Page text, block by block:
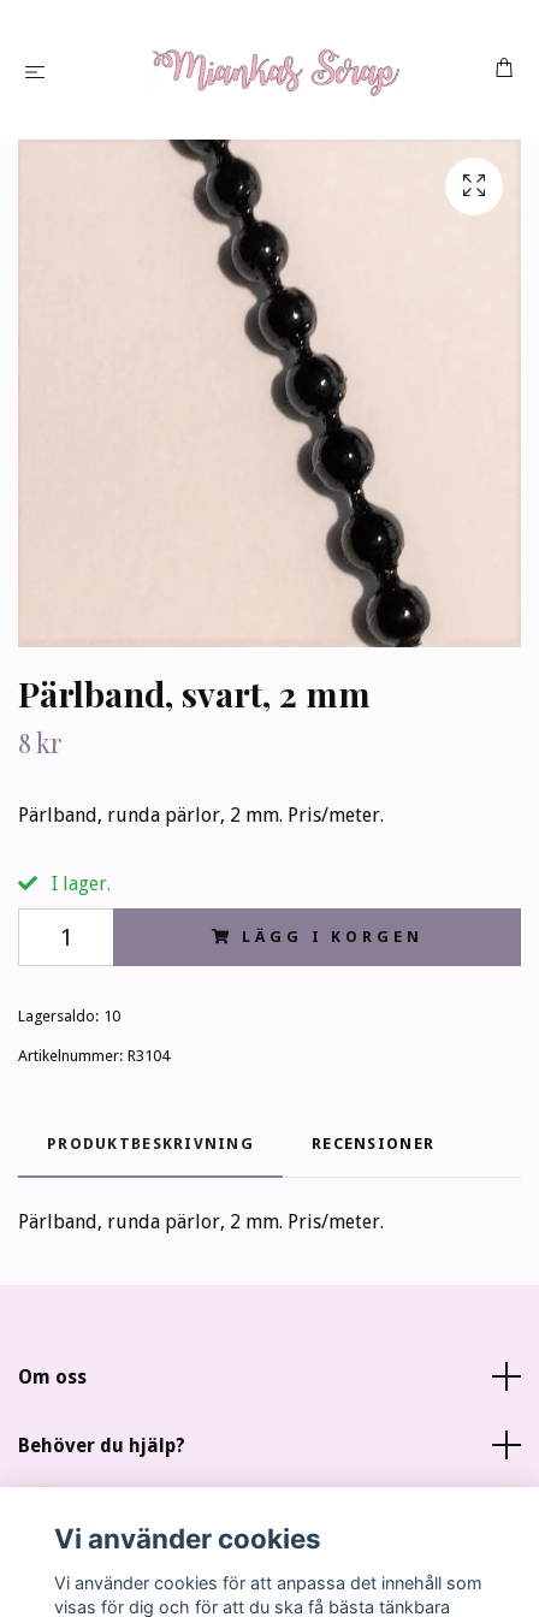
Pärlband, svart, 2 mm
8 kr
Pärlband, runda pärlor, 2 mm. Pris/meter.
I lager.
LÄGG I KORGEN
Lagersaldo: 10
Artikelnummer: R3104
PRODUKTBESKRIVNING RECENSIONER
Pärlband, runda pärlor, 2 mm. Pris/meter.
Om oss
Behöver du hjälp?
Sociala medier
Vi använder cookies
Vi använder cookies för att anpassa det innehåll som
visas för dig och för att du ska få bästa tänkbara